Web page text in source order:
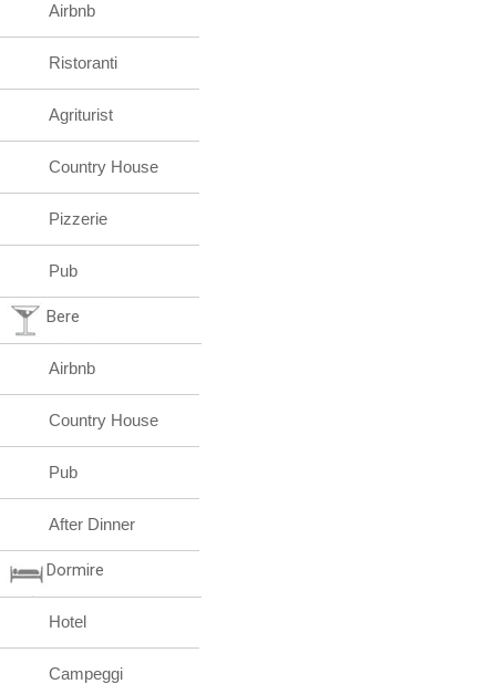
Airbnb
Ristoranti
Agriturist
Country House
Pizzerie
Pub
Bere
Airbnb
Country House
Pub
After Dinner
Dormire
Hotel
Campeggi